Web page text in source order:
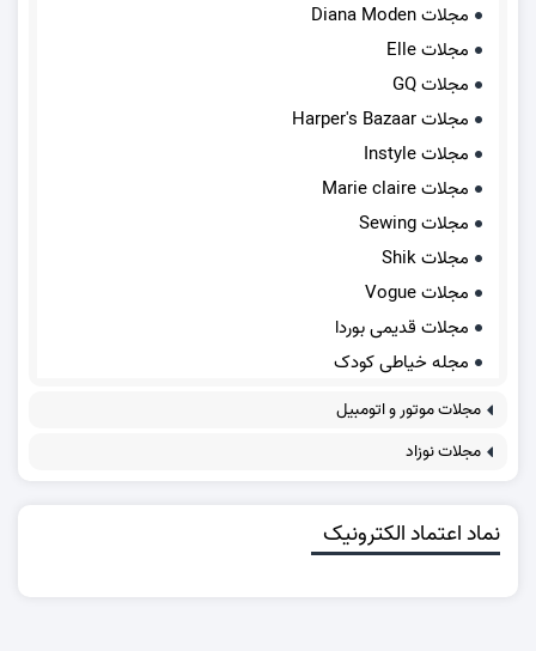
مجلات Diana Moden
مجلات Elle
مجلات GQ
مجلات Harper's Bazaar
مجلات Instyle
مجلات Marie claire
مجلات Sewing
مجلات Shik
مجلات Vogue
مجلات قدیمی بوردا
مجله خیاطی کودک
مجلات موتور و اتومبیل
مجلات نوزاد
نماد اعتماد الکترونیک